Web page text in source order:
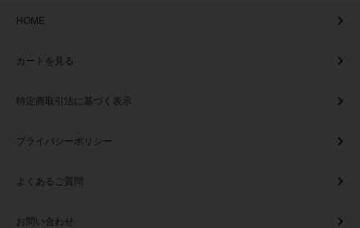
HOME
カートを見る
特定商取引法に基づく表示
プライバシーポリシー
よくあるご質問
お問い合わせ